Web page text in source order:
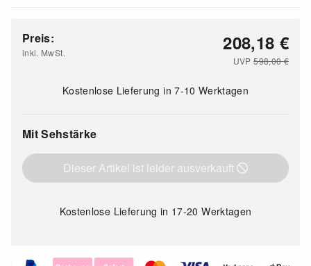
Preis:
inkl. MwSt. 208,18 €
UVP598,00€
Kostenlose Lieferungin 7-10 Werktagen
Mit Sehstärke
Dieser Artikel ist leider ausverkauft
Kostenlose Lieferungin 17-20 Werktagen